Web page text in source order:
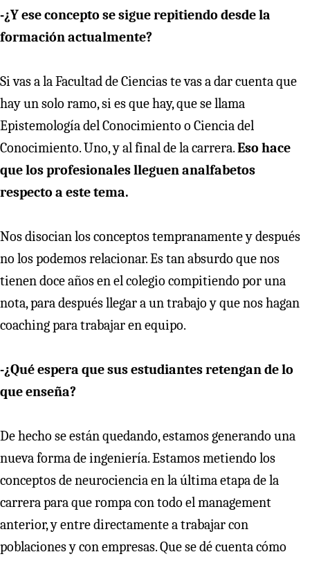
-¿Y ese concepto se sigue repitiendo desde la
formación actualmente?
Si vas a la Facultad de Ciencias te vas a dar cuenta que
hay un solo ramo, si es que hay, que se llama
Epistemología del Conocimiento o Ciencia del
Conocimiento. Uno, y al final de la carrera.Eso hace
que los profesionales lleguen analfabetos
respecto a este tema.
Nos disocian los conceptos tempranamente y después
no los podemos relacionar. Es tan absurdo que nos
tienen doce años en el colegio compitiendo por una
nota, para después llegar a un trabajo y que nos hagan
coaching para trabajar en equipo.
-¿Qué espera que sus estudiantes retengan de lo
que enseña?
De hecho se están quedando, estamos generando una
nueva forma de ingeniería. Estamos metiendo los
conceptos de neurociencia en la última etapa de la
carrera para que rompa con todo el management
anterior, y entre directamente a trabajar con
poblaciones y con empresas. Que se dé cuenta cómo